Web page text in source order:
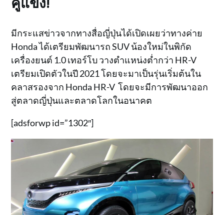
มีกระแสข่าวจากทางสื่อญี่ปุ่นได้เปิดเผยว่าทางค่าย
Honda ได้เตรียมพัฒนารถ SUV น้องใหม่ในพิกัด
เครื่องยนต์ 1.0 เทอร์โบ วางตำแหน่งต่ำกว่า HR-V
เตรียมเปิดตัวในปี 2021 โดยจะมาเป็นรุ่นเริ่มต้นใน
คลาสรองจาก Honda HR-V โดยจะมีการพัฒนาออก
สู่ตลาดญี่ปุ่นและตลาดโลกในอนาคต
[adsforwp id=”1302″]